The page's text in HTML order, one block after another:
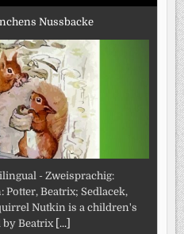
Nussbacke
- Zweisprachig:
Potter, Beatrix; Sedlacek,
Nutkin is a children's
by Beatrix [...]